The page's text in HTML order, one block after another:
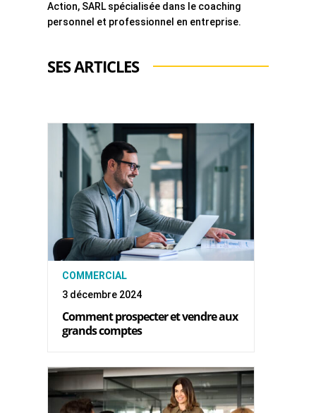
Action, SARL spécialisée dans le coaching
personnel et professionnel en entreprise.
SES ARTICLES
COMMERCIAL
3 décembre 2024
Comment prospecter et vendre aux
grands comptes